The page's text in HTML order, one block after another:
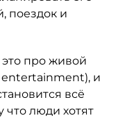
поездок и
про живой
entertainment), и
всё
люди хотят